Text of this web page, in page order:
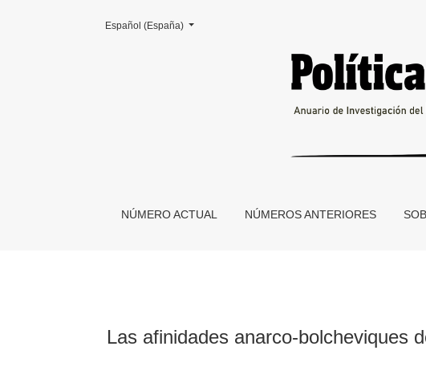
Las afinidades anarco-bolcheviques de Horacio Quiroga
NÚMERO ACTUAL NÚMEROS ANTERIORES
Cambiar el idioma. El actual es:
Español (España)
Las afinidades anarco-bolcheviques